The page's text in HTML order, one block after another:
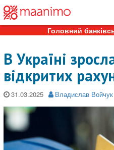
Головний
В Україні
відкритих
31.03.2025 Владислав Войчук